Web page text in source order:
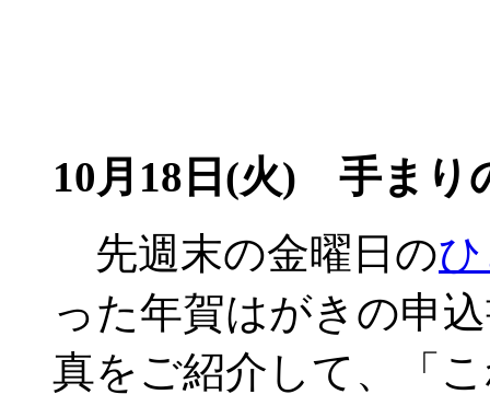
10月18日(火) 手まり
先週末の金曜日の
った年賀はがきの申
真をご紹介して、「